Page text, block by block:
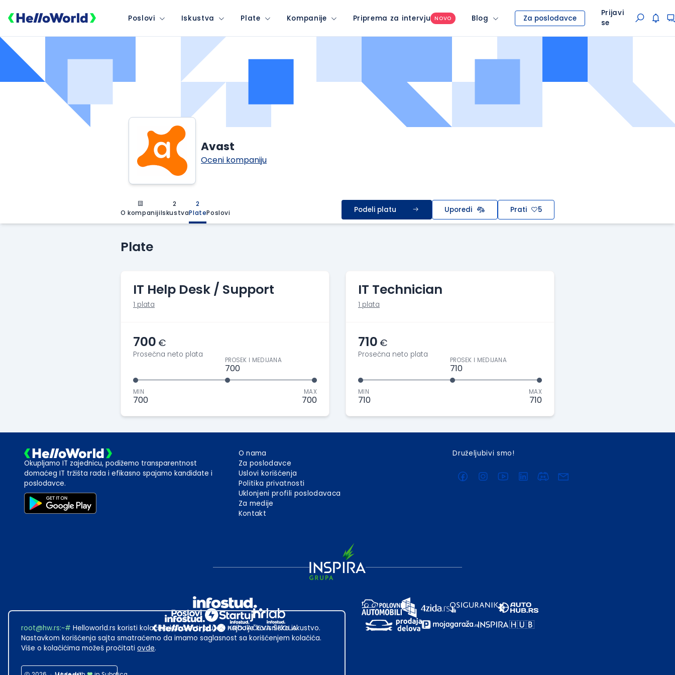
Poslovi Iskustva Plate Kompanije Priprema za intervju NOVO Blog Za poslodavce
Prijavi
se
Avast
Oceni kompaniju
O kompaniji
2
Iskustva
2
PlatePoslovi Podeli platu Uporedi Prati 5
Plate
IT Help Desk / Support
1 plata
700 €
Prosečna neto plata
MIN
700
PROSEK I MEDIJANA
700
MAX
700
IT Technician
1 plata
710 €
Prosečna neto plata
MIN
710
PROSEK I MEDIJANA
710
MAX
710
Okupljamo IT zajednicu, podižemo transparentnost
domaćeg IT tržišta rada i efikasno spajamo kandidate i
poslodavce.
O nama
Za poslodavce
Uslovi korišćenja
Politika privatnosti
Uklonjeni profili poslodavaca
Za medije
Kontakt
Druželjubivi smo!
root@hw.rs:~# Helloworld.rs koristi kolačiće kako bi ti pružao najbolje korisničko iskustvo.
Nastavkom korišćenja sajta smatraćemo da imamo saglasnost sa korišćenjem kolačića.
Više o kolačićima možeš pročitati ovde.